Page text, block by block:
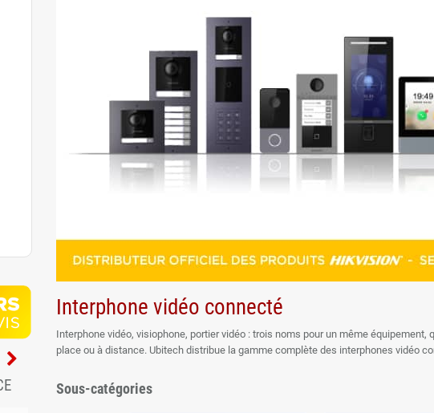
Interphone vidéo connecté
Interphone vidéo, visiophone, portier vidéo : trois noms pour un même équipement,
place ou à distance. Ubitech distribue la gamme complète des interphones vidéo
Nos systèmes d'interphonie vidéo s'intègrent aux systèmes de
Sous-catégories